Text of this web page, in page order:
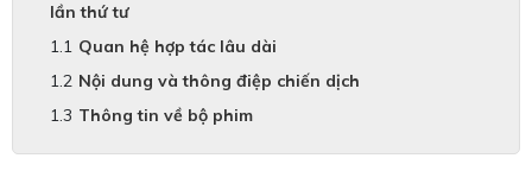
lần thứ tư
Quan hệ hợp tác lâu dài
Nội dung và thông điệp chiến dịch
Thông tin về bộ phim